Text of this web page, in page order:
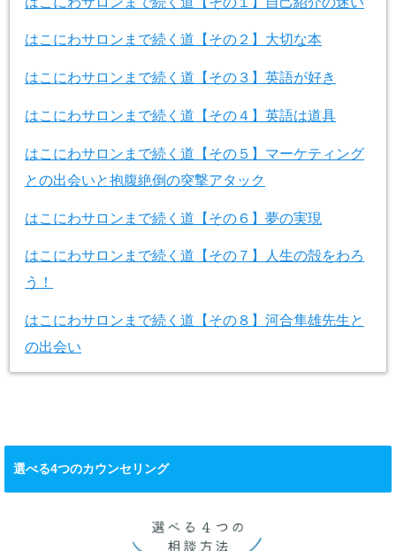
はこにわサロンまで続く道【その２】大切な本
はこにわサロンまで続く道【その３】英語が好き
はこにわサロンまで続く道【その４】英語は道具
はこにわサロンまで続く道【その５】マーケティング
との出会いと抱腹絶倒の突撃アタック
はこにわサロンまで続く道【その６】夢の実現
はこにわサロンまで続く道【その７】人生の殻をわろ
う！
はこにわサロンまで続く道【その８】河合隼雄先生と
の出会い
選べる4つのカウンセリング